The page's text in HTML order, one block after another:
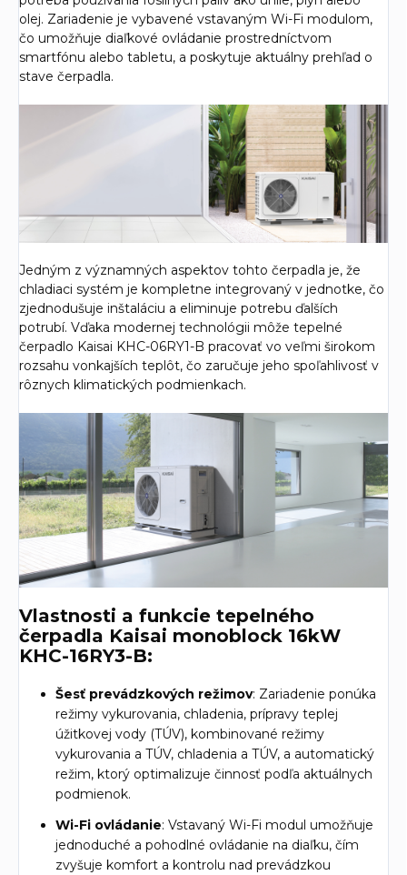
olej. Zariadenie je vybavené vstavaným Wi-Fi modulom,
čo umožňuje diaľkové ovládanie prostredníctvom
smartfónu alebo tabletu, a poskytuje aktuálny prehľad o
stave čerpadla.
Jedným z významných aspektov tohto čerpadla je, že
chladiaci systém je kompletne integrovaný v jednotke, čo
zjednodušuje inštaláciu a eliminuje potrebu ďalších
potrubí. Vďaka modernej technológii môže tepelné
čerpadlo Kaisai KHC-06RY1-B pracovať vo veľmi širokom
rozsahu vonkajších teplôt, čo zaručuje jeho spoľahlivosť v
rôznych klimatických podmienkach.
Vlastnosti a funkcie tepelného
čerpadla Kaisai monoblock 16kW
KHC-16RY3-B:
Šesť prevádzkových režimov: Zariadenie ponúka
režimy vykurovania, chladenia, prípravy teplej
úžitkovej vody (TÚV), kombinované režimy
vykurovania a TÚV, chladenia a TÚV, a automatický
režim, ktorý optimalizuje činnosť podľa aktuálnych
podmienok.
Wi-Fi ovládanie: Vstavaný Wi-Fi modul umožňuje
jednoduché a pohodlné ovládanie na diaľku, čím
zvyšuje komfort a kontrolu nad prevádzkou